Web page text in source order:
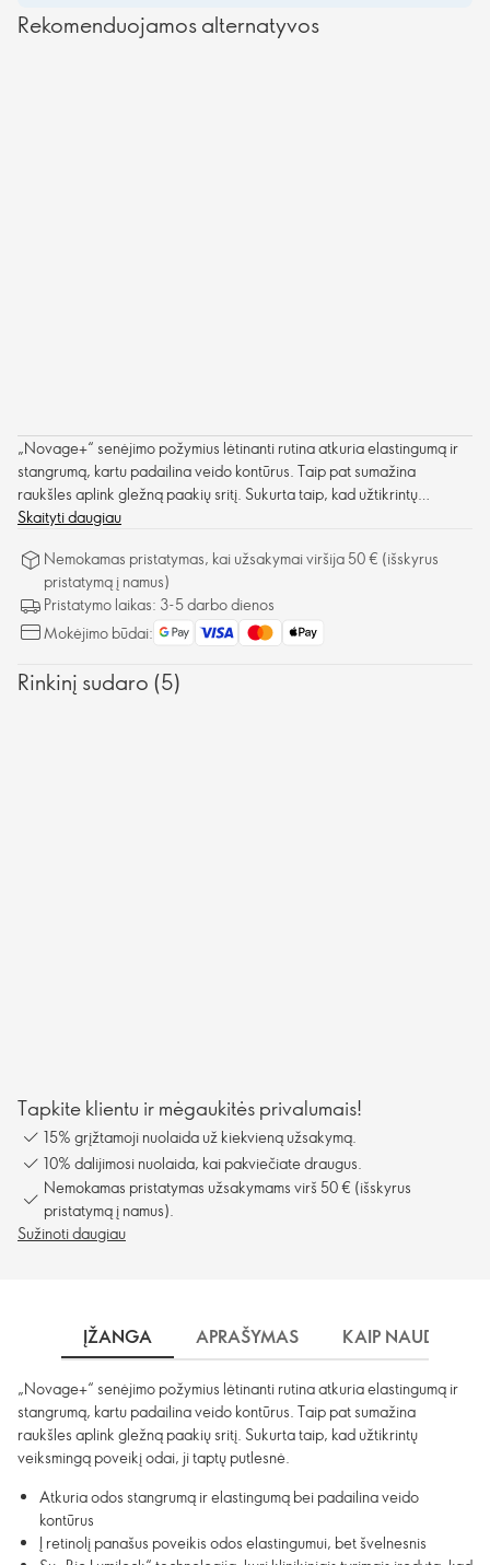
Rekomenduojamos alternatyvos
„Novage+“ senėjimo požymius lėtinanti rutina atkuria elastingumą ir
stangrumą, kartu padailina veido kontūrus. Taip pat sumažina
raukšles aplink gležną paakių sritį. Sukurta taip, kad užtikrintų
veiksmingą poveikį odai, ji taptų putlesnė.
Skaityti daugiau
Nemokamas pristatymas, kai užsakymai viršija 50 € (išskyrus
pristatymą į namus)
Pristatymo laikas: 3-5 darbo dienos
Mokėjimo būdai:
Rinkinį sudaro (5)
Tapkite klientu ir mėgaukitės privalumais!
15% grįžtamoji nuolaida už kiekvieną užsakymą.
10% dalijimosi nuolaida, kai pakviečiate draugus.
Nemokamas pristatymas užsakymams virš 50 € (išskyrus
pristatymą į namus).
Sužinoti daugiau
ĮŽANGA APRAŠYMAS KAIP NAUDOTI?
„Novage+“ senėjimo požymius lėtinanti rutina atkuria elastingumą ir
stangrumą, kartu padailina veido kontūrus. Taip pat sumažina
raukšles aplink gležną paakių sritį. Sukurta taip, kad užtikrintų
veiksmingą poveikį odai, ji taptų putlesnė.
Atkuria odos stangrumą ir elastingumą bei padailina veido
kontūrus
Į retinolį panašus poveikis odos elastingumui, bet švelnesnis